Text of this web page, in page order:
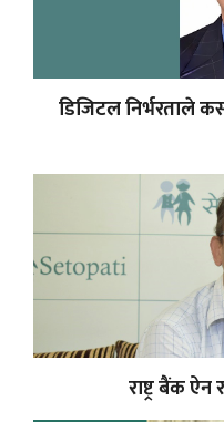
डिजिटल निर्भरताले
राष्ट्र बैंक